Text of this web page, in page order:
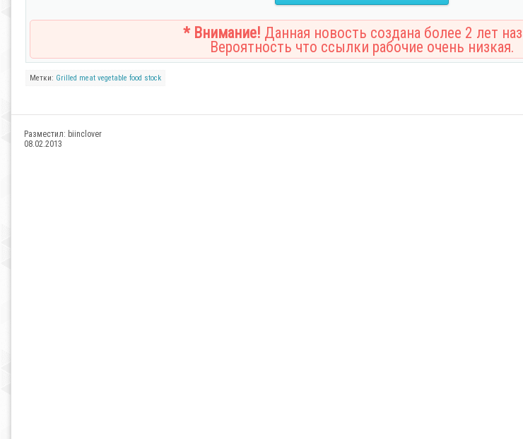
* Внимание! Данная новость создана более 2 лет
Вероятность что ссылки рабочие очень низкая.
Метки: Grilled meat vegetable food stock
Разместил: biinclover
08.02.2013